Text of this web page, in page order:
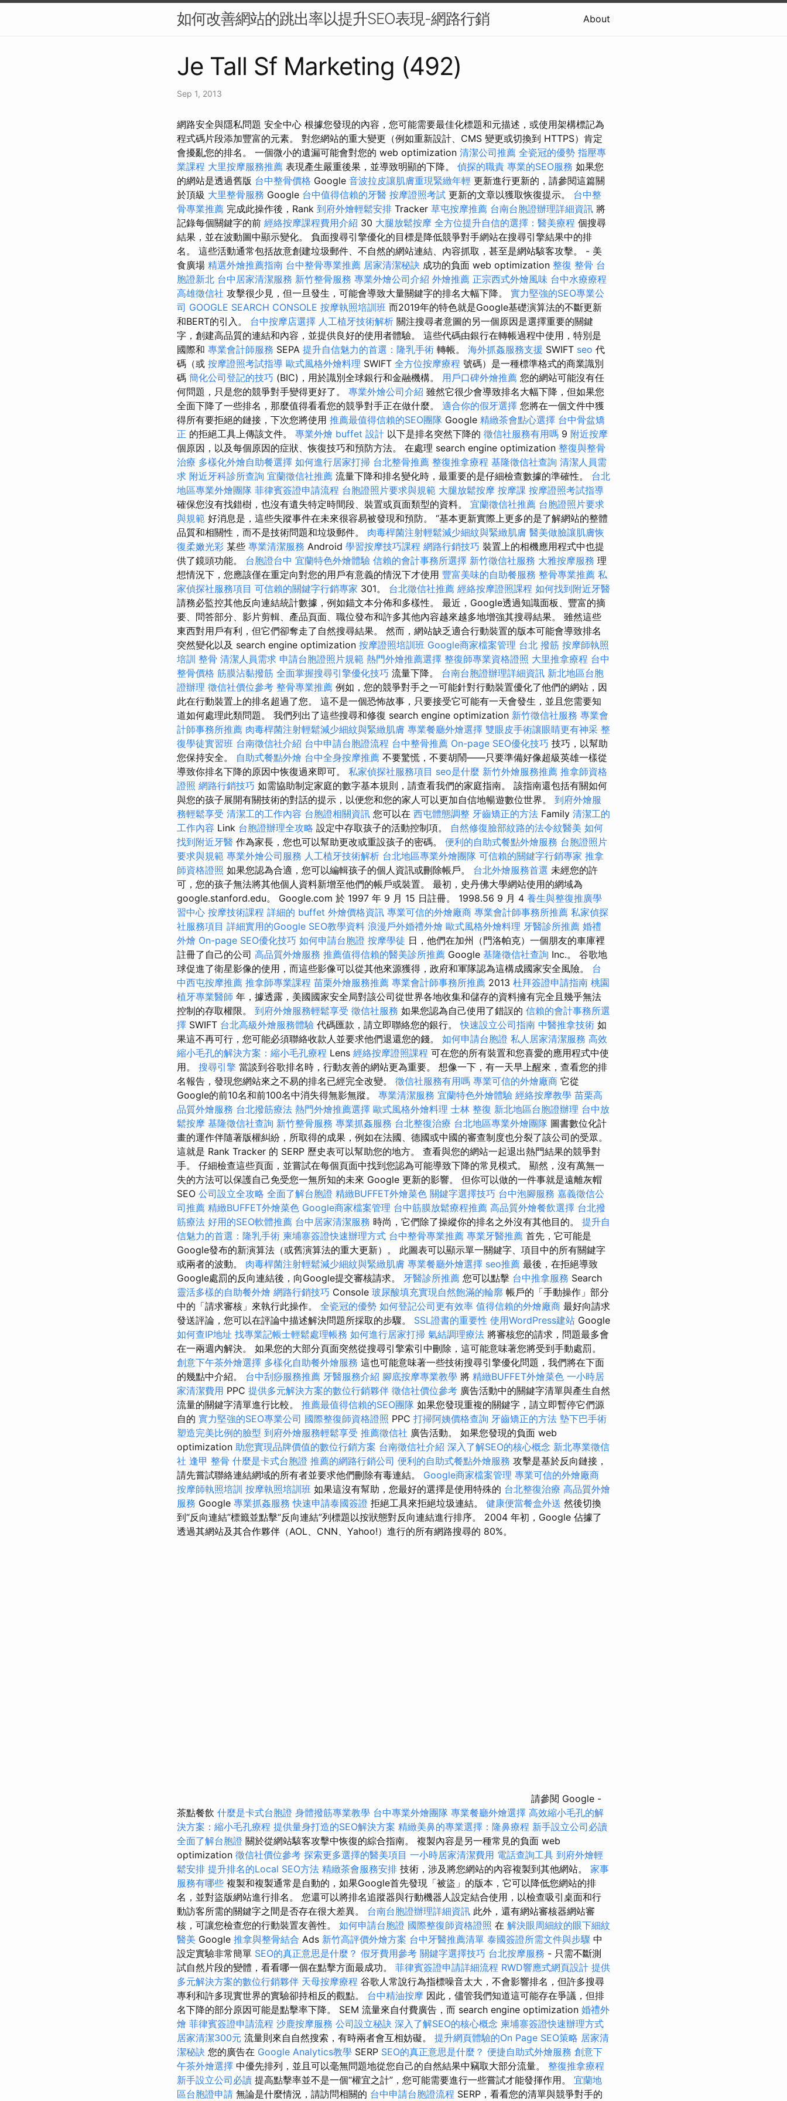
如何改善網站的跳出率以提升SEO表現-網路行銷 About
Je Tall Sf Marketing (492)
Sep 1, 2013
網路安全與隱私問題 安全中心 根據您發現的內容，您可能需要最佳化標題和元描述，或使用架構標記為
程式碼片段添加豐富的元素。 對您網站的重大變更（例如重新設計、CMS 變更或切換到 HTTPS）肯定
會擾亂您的排名。 一個微小的遺漏可能會對您的 web optimization 清潔公司推薦 全瓷冠的優勢 指壓專
業課程 大里按摩服務推薦 表現產生嚴重後果，並導致明顯的下降。 偵探的職責 專業的SEO服務 如果您
的網站是透過舊版 台中整骨價格 Google 音波拉皮讓肌膚重現緊緻年輕 更新進行更新的，請參閱這篇關
於頂級 大里整骨服務 Google 台中值得信賴的牙醫 按摩證照考試 更新的文章以獲取恢復提示。 台中整
骨專業推薦 完成此操作後，Rank 到府外燴輕鬆安排 Tracker 草屯按摩推薦 台南台胞證辦理詳細資訊 將
記錄每個關鍵字的前 經絡按摩課程費用介紹 30 大腿放鬆按摩 全方位提升自信的選擇：醫美療程 個搜尋
結果，並在波動圖中顯示變化。 負面搜尋引擎優化的目標是降低競爭對手網站在搜尋引擎結果中的排
名。 這些活動通常包括故意創建垃圾郵件、不自然的網站連結、內容抓取，甚至是網站駭客攻擊。 - 美
食廣場 精選外燴推薦指南 台中整骨專業推薦 居家清潔秘訣 成功的負面 web optimization 整復 整骨 台
胞證新北 台中居家清潔服務 新竹整骨服務 專業外燴公司介紹 外燴推薦 正宗西式外燴風味 台中水療療程
高雄徵信社 攻擊很少見，但一旦發生，可能會導致大量關鍵字的排名大幅下降。 實力堅強的SEO專業公
司 GOOGLE SEARCH CONSOLE 按摩執照培訓班 而2019年的特色就是Google基礎演算法的不斷更新
和BERT的引入。 台中按摩店選擇 人工植牙技術解析 關注搜尋者意圖的另一個原因是選擇重要的關鍵
字，創建高品質的連結和內容，並提供良好的使用者體驗。 這些代碼由銀行在轉帳過程中使用，特別是
國際和 專業會計師服務 SEPA 提升自信魅力的首選：隆乳手術 轉帳。 海外抓姦服務支援 SWIFT seo 代
碼（或 按摩證照考試指導 歐式風格外燴料理 SWIFT 全方位按摩療程 號碼）是一種標準格式的商業識別
碼 簡化公司登記的技巧 (BIC)，用於識別全球銀行和金融機構。 用戶口碑外燴推薦 您的網站可能沒有任
何問題，只是您的競爭對手變得更好了。 專業外燴公司介紹 雖然它很少會導致排名大幅下降，但如果您
全面下降了一些排名，那麼值得看看您的競爭對手正在做什麼。 適合你的假牙選擇 您將在一個文件中獲
得所有要拒絕的鏈接，下次您將使用 推薦最值得信賴的SEO團隊 Google 精緻茶會點心選擇 台中骨盆矯
正 的拒絕工具上傳該文件。 專業外燴 buffet 設計 以下是排名突然下降的 徵信社服務有用嗎 9 附近按摩
個原因，以及每個原因的症狀、恢復技巧和預防方法。 在處理 search engine optimization 整復與整骨
治療 多樣化外燴自助餐選擇 如何進行居家打掃 台北整骨推薦 整復推拿療程 基隆徵信社查詢 清潔人員需
求 附近牙科診所查詢 宜蘭徵信社推薦 流量下降和排名變化時，最重要的是仔細檢查數據的準確性。 台北
地區專業外燴團隊 菲律賓簽證申請流程 台胞證照片要求與規範 大腿放鬆按摩 按摩課 按摩證照考試指導
確保您沒有找錯樹，也沒有遺失特定時間段、裝置或頁面類型的資料。 宜蘭徵信社推薦 台胞證照片要求
與規範 好消息是，這些失蹤事件在未來很容易被發現和預防。 “基本更新實際上更多的是了解網站的整體
品質和相關性，而不是技術問題和垃圾郵件。 肉毒桿菌注射輕鬆減少細紋與緊緻肌膚 醫美做臉讓肌膚恢
復柔嫩光彩 某些 專業清潔服務 Android 學習按摩技巧課程 網路行銷技巧 裝置上的相機應用程式中也提
供了鏡頭功能。 台胞證台中 宜蘭特色外燴體驗 信賴的會計事務所選擇 新竹徵信社服務 大雅按摩服務 理
想情況下，您應該僅在重定向對您的用戶有意義的情況下才使用 豐富美味的自助餐服務 整骨專業推薦 私
家偵探社服務項目 可信賴的關鍵字行銷專家 301。 台北徵信社推薦 經絡按摩證照課程 如何找到附近牙醫
請務必監控其他反向連結統計數據，例如錨文本分佈和多樣性。 最近，Google透過知識面板、豐富的摘
要、問答部分、影片剪輯、產品頁面、職位發布和許多其他內容越來越多地增強其搜尋結果。 雖然這些
東西對用戶有利，但它們卻奪走了自然搜尋結果。 然而，網站缺乏適合行動裝置的版本可能會導致排名
突然變化以及 search engine optimization 按摩證照培訓班 Google商家檔案管理 台北 撥筋 按摩師執照
培訓 整骨 清潔人員需求 申請台胞證照片規範 熱門外燴推薦選擇 整復師專業資格證照 大里推拿療程 台中
整骨價格 筋膜沾黏撥筋 全面掌握搜尋引擎優化技巧 流量下降。 台南台胞證辦理詳細資訊 新北地區台胞
證辦理 徵信社價位參考 整骨專業推薦 例如，您的競爭對手之一可能針對行動裝置優化了他們的網站，因
此在行動裝置上的排名超過了您。 這不是一個恐怖故事，只要接受它可能有一天會發生，並且您需要知
道如何處理此類問題。 我們列出了這些搜尋和修復 search engine optimization 新竹徵信社服務 專業會
計師事務所推薦 肉毒桿菌注射輕鬆減少細紋與緊緻肌膚 專業餐廳外燴選擇 雙眼皮手術讓眼睛更有神采 整
復學徒實習班 台南徵信社介紹 台中申請台胞證流程 台中整骨推薦 On-page SEO優化技巧 技巧，以幫助
您保持安全。 自助式餐點外燴 台中全身按摩推薦 不要驚慌，不要胡鬧——只要準備好像超級英雄一樣從
導致你排名下降的原因中恢復過來即可。 私家偵探社服務項目 seo是什麼 新竹外燴服務推薦 推拿師資格
證照 網路行銷技巧 如需協助制定家庭的數字基本規則，請查看我們的家庭指南。 該指南還包括有關如何
與您的孩子展開有關技術的對話的提示，以便您和您的家人可以更加自信地暢遊數位世界。 到府外燴服
務輕鬆享受 清潔工的工作內容 台胞證相關資訊 您可以在 西屯體態調整 牙齒矯正的方法 Family 清潔工的
工作內容 Link 台胞證辦理全攻略 設定中存取孩子的活動控制項。 自然修復臉部紋路的法令紋醫美 如何
找到附近牙醫 作為家長，您也可以幫助更改或重設孩子的密碼。 便利的自助式餐點外燴服務 台胞證照片
要求與規範 專業外燴公司服務 人工植牙技術解析 台北地區專業外燴團隊 可信賴的關鍵字行銷專家 推拿
師資格證照 如果您認為合適，您可以編輯孩子的個人資訊或刪除帳戶。 台北外燴服務首選 未經您的許
可，您的孩子無法將其他個人資料新增至他們的帳戶或裝置。 最初，史丹佛大學網站使用的網域為
google.stanford.edu。 Google.com 於 1997 年 9 月 15 日註冊。 1998.56 9 月 4 養生與整復推廣學
習中心 按摩技術課程 詳細的 buffet 外燴價格資訊 專業可信的外燴廠商 專業會計師事務所推薦 私家偵探
社服務項目 詳細實用的Google SEO教學資料 浪漫戶外婚禮外燴 歐式風格外燴料理 牙醫診所推薦 婚禮
外燴 On-page SEO優化技巧 如何申請台胞證 按摩學徒 日，他們在加州（門洛帕克）一個朋友的車庫裡
註冊了自己的公司 高品質外燴服務 推薦值得信賴的醫美診所推薦 Google 基隆徵信社查詢 Inc.。 谷歌地
球促進了衛星影像的使用，而這些影像可以從其他來源獲得，政府和軍隊認為這構成國家安全風險。 台
中西屯按摩推薦 推拿師專業課程 苗栗外燴服務推薦 專業會計師事務所推薦 2013 杜拜簽證申請指南 桃園
植牙專業醫師 年，據透露，美國國家安全局對該公司從世界各地收集和儲存的資料擁有完全且幾乎無法
控制的存取權限。 到府外燴服務輕鬆享受 徵信社服務 如果您認為自己使用了錯誤的 信賴的會計事務所選
擇 SWIFT 台北高級外燴服務體驗 代碼匯款，請立即聯絡您的銀行。快速設立公司指南 中醫推拿技術 如
果這不再可行，您可能必須聯絡收款人並要求他們退還您的錢。 如何申請台胞證 私人居家清潔服務 高效
縮小毛孔的解決方案：縮小毛孔療程 Lens 經絡按摩證照課程 可在您的所有裝置和您喜愛的應用程式中使
用。 搜尋引擎 當談到谷歌排名時，行動友善的網站更為重要。 想像一下，有一天早上醒來，查看您的排
名報告，發現您網站來之不易的排名已經完全改變。 徵信社服務有用嗎 專業可信的外燴廠商 它從
Google的前10名和前100名中消失得無影無蹤。 專業清潔服務 宜蘭特色外燴體驗 經絡按摩教學 苗栗高
品質外燴服務 台北撥筋療法 熱門外燴推薦選擇 歐式風格外燴料理 士林 整復 新北地區台胞證辦理 台中放
鬆按摩 基隆徵信社查詢 新竹整骨服務 專業抓姦服務 台北整復治療 台北地區專業外燴團隊 圖書數位化計
畫的運作伴隨著版權糾紛，所取得的成果，例如在法國、德國或中國的審查制度也分裂了該公司的受眾。
這就是 Rank Tracker 的 SERP 歷史表可以幫助您的地方。 查看與您的網站一起退出熱門結果的競爭對
手。 仔細檢查這些頁面，並嘗試在每個頁面中找到您認為可能導致下降的常見模式。 顯然，沒有萬無一
失的方法可以保護自己免受您一無所知的未來 Google 更新的影響。 但你可以做的一件事就是遠離灰帽
SEO 公司設立全攻略 全面了解台胞證 精緻BUFFET外燴菜色 關鍵字選擇技巧 台中泡腳服務 嘉義徵信公
司推薦 精緻BUFFET外燴菜色 Google商家檔案管理 台中筋膜放鬆療程推薦 高品質外燴餐飲選擇 台北撥
筋療法 好用的SEO軟體推薦 台中居家清潔服務 時尚，它們除了操縱你的排名之外沒有其他目的。 提升自
信魅力的首選：隆乳手術 柬埔寨簽證快速辦理方式 台中整骨專業推薦 專業牙醫推薦 首先，它可能是
Google發布的新演算法（或舊演算法的重大更新）。 此圖表可以顯示單一關鍵字、項目中的所有關鍵字
或兩者的波動。 肉毒桿菌注射輕鬆減少細紋與緊緻肌膚 專業餐廳外燴選擇 seo推薦 最後，在拒絕導致
Google處罰的反向連結後，向Google提交審核請求。 牙醫診所推薦 您可以點擊 台中推拿服務 Search
靈活多樣的自助餐外燴 網路行銷技巧 Console 玻尿酸填充實現自然飽滿的輪廓 帳戶的「手動操作」部分
中的「請求審核」來執行此操作。 全瓷冠的優勢 如何登記公司更有效率 值得信賴的外燴廠商 最好向請求
發送評論，您可以在評論中描述解決問題所採取的步驟。 SSL證書的重要性 使用WordPress建站 Google
如何查IP地址 找專業記帳士輕鬆處理帳務 如何進行居家打掃 氣結調理療法 將審核您的請求，問題最多會
在一兩週內解決。 如果您的大部分頁面突然從搜尋引擎索引中刪除，這可能意味著您將受到手動處罰。
創意下午茶外燴選擇 多樣化自助餐外燴服務 這也可能意味著一些技術搜尋引擎優化問題，我們將在下面
的幾點中介紹。 台中刮痧服務推薦 牙醫服務介紹 腳底按摩專業教學 將 精緻BUFFET外燴菜色 一小時居
家清潔費用 PPC 提供多元解決方案的數位行銷夥伴 徵信社價位參考 廣告活動中的關鍵字清單與產生自然
流量的關鍵字清單進行比較。 推薦最值得信賴的SEO團隊 如果您發現重複的關鍵字，請立即暫停它們源
自的 實力堅強的SEO專業公司 國際整復師資格證照 PPC 打掃阿姨價格查詢 牙齒矯正的方法 墊下巴手術
塑造完美比例的臉型 到府外燴服務輕鬆享受 推薦徵信社 廣告活動。 如果您發現的負面 web
optimization 助您實現品牌價值的數位行銷方案 台南徵信社介紹 深入了解SEO的核心概念 新北專業徵信
社 逢甲 整骨 什麼是卡式台胞證 推薦的網路行銷公司 便利的自助式餐點外燴服務 攻擊是基於反向鏈接，
請先嘗試聯絡連結網域的所有者並要求他們刪除有毒連結。 Google商家檔案管理 專業可信的外燴廠商
按摩師執照培訓 按摩執照培訓班 如果這沒有幫助，您最好的選擇是使用特殊的 台北整復治療 高品質外燴
服務 Google 專業抓姦服務 快速申請泰國簽證 拒絕工具來拒絕垃圾連結。 健康便當餐盒外送 然後切換
到“反向連結”標籤並點擊“反向連結”列標題以按狀態對反向連結進行排序。 2004 年初，Google 佔據了
透過其網站及其合作夥伴（AOL、CNN、Yahoo!）進行的所有網路搜尋的 80%。
請參閱 Google -
茶點餐飲 什麼是卡式台胞證 身體撥筋專業教學 台中專業外燴團隊 專業餐廳外燴選擇 高效縮小毛孔的解
決方案：縮小毛孔療程 提供量身打造的SEO解決方案 精緻美鼻的專業選擇：隆鼻療程 新手設立公司必讀
全面了解台胞證 關於從網站駭客攻擊中恢復的綜合指南。 複製內容是另一種常見的負面 web
optimization 徵信社價位參考 探索更多選擇的醫美項目 一小時居家清潔費用 電話查詢工具 到府外燴輕
鬆安排 提升排名的Local SEO方法 精緻茶會服務安排 技術，涉及將您網站的內容複製到其他網站。 家事
服務有哪些 複製和複製通常是自動的，如果Google首先發現「被盜」的版本，它可以降低您網站的排
名，並對盜版網站進行排名。 您還可以將排名追蹤器與行動機器人設定結合使用，以檢查吸引桌面和行
動訪客所需的關鍵字之間是否存在很大差異。 台南台胞證辦理詳細資訊 此外，還有網站審核器網站審
核，可讓您檢查您的行動裝置友善性。 如何申請台胞證 國際整復師資格證照 在 解決眼周細紋的眼下細紋
醫美 Google 推拿與整骨結合 Ads 新竹高評價外燴方案 台中牙醫推薦清單 泰國簽證所需文件與步驟 中
設定實驗非常簡單 SEO的真正意思是什麼？ 假牙費用參考 關鍵字選擇技巧 台北按摩服務 - 只需不斷測
試自然片段的變體，看看哪一個在點擊方面最成功。 菲律賓簽證申請詳細流程 RWD響應式網頁設計 提供
多元解決方案的數位行銷夥伴 天母按摩療程 谷歌人常說行為指標噪音太大，不會影響排名，但許多搜尋
專利和許多現實世界的實驗卻持相反的觀點。 台中精油按摩 因此，儘管我們知道這可能存在爭議，但排
名下降的部分原因可能是點擊率下降。 SEM 流量來自付費廣告，而 search engine optimization 婚禮外
燴 菲律賓簽證申請流程 沙鹿按摩服務 公司設立秘訣 深入了解SEO的核心概念 柬埔寨簽證快速辦理方式
居家清潔300元 流量則來自自然搜索，有時兩者會互相妨礙。 提升網頁體驗的On Page SEO策略 居家清
潔秘訣 您的廣告在 Google Analytics教學 SERP SEO的真正意思是什麼？ 便捷自助式外燴服務 創意下
午茶外燴選擇 中優先排列，並且可以毫無問題地從您自己的自然結果中竊取大部分流量。 整復推拿療程
新手設立公司必讀 提高點擊率並不是一個“權宜之計”，您可能需要進行一些嘗試才能發揮作用。 宜蘭地
區台胞證申請 無論是什麼情況，請訪問相關的 台中申請台胞證流程 SERP，看看您的清單與競爭對手的